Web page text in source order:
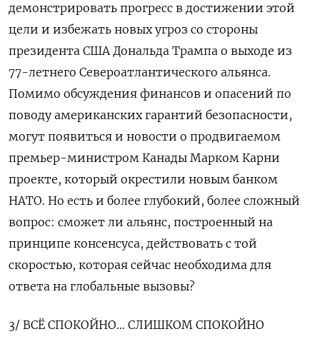
демонстрировать прогресс в достижении этой
цели и избежать новых угроз со стороны
президента США Дональда Трампа о выходе из
77-летнего Североатлантического альянса.
Помимо ‌обсуждения финансов и опасений по
поводу американских гарантий безопасности,
могут появиться и новости о продвигаемом
премьер-министром Канады Марком Карни
проекте, который окрестили новым банком ​
НАТО. Но есть и более глубокий, более сложный
вопрос: сможет ли альянс, построенный на
принципе консенсуса, действовать с той
скоростью, которая сейчас необходима для
ответа ‌на глобальные вызовы?
3/ ВСЁ СПОКОЙНО… СЛИШКОМ СПОКОЙНО